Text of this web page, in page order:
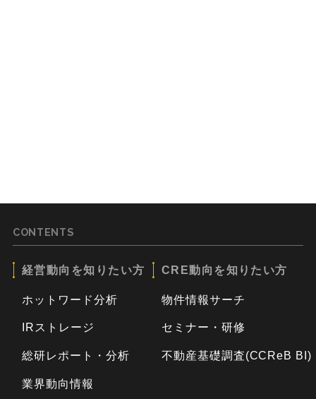
CONTENTS
経営動向を知りたい方
ホットワード分析
IRストレージ
総研レポート・分析
業界動向情報
CRE動向を知りたい方
物件情報サーチ
セミナー・研修
不動産基礎調査(CCReB BI)